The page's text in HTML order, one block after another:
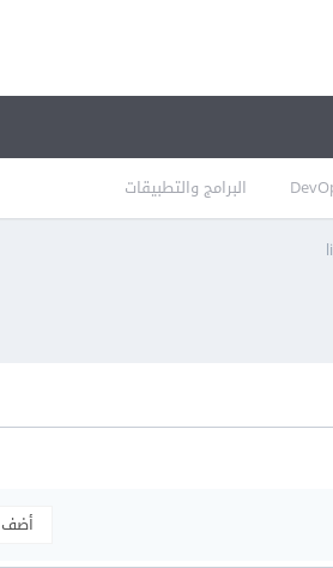
البرامج والتطبيقات
أضف